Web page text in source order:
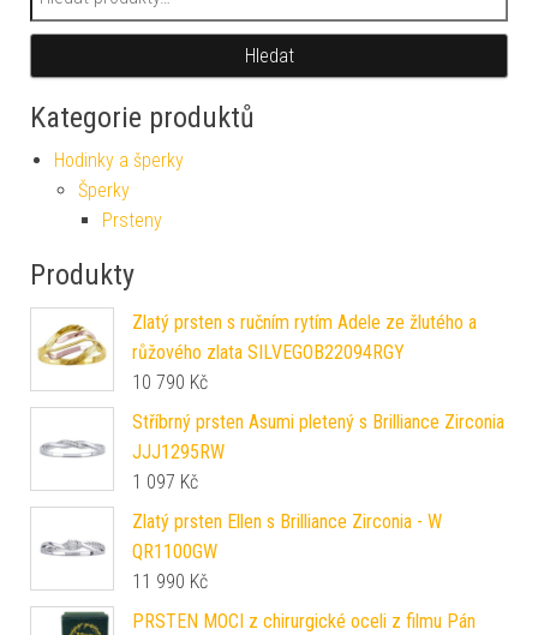
Hledat
Kategorie produktů
Hodinky a šperky
Šperky
Prsteny
Produkty
Zlatý prsten s ručním rytím Adele ze žlutého a
růžového zlata SILVEGOB22094RGY
10 790 Kč
Stříbrný prsten Asumi pletený s Brilliance Zirconia
JJJ1295RW
1 097 Kč
Zlatý prsten Ellen s Brilliance Zirconia - W
QR1100GW
11 990 Kč
PRSTEN MOCI z chirurgické oceli z filmu Pán